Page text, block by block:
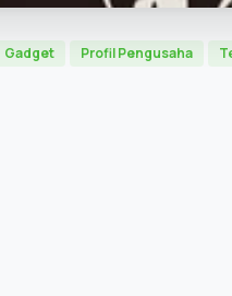
Gadget Profil Pengusaha